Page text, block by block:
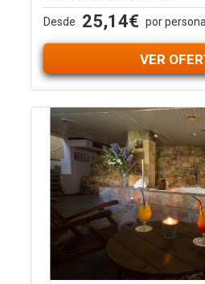
Desde 25,14€ por
VER